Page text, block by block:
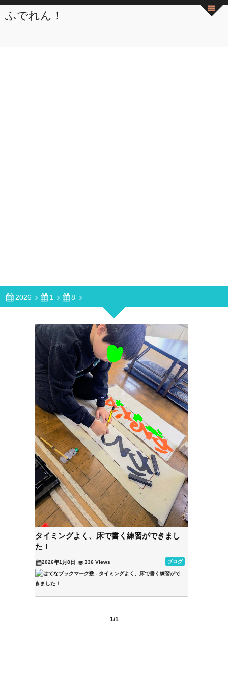
ふでれん！
2026 1 8
タイミングよく、床で書く練習ができまし
た！
2026年1月8日 ブログ
336 Views
1/1